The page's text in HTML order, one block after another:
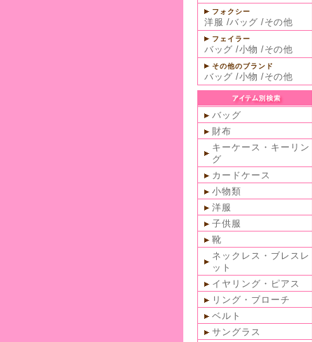
フォクシー
洋服 /バッグ /その他
フェイラー
バッグ /小物 /その他
その他のブランド
バッグ /小物 /その他
バッグ
財布
キーケース・キーリン
グ
カードケース
小物類
洋服
子供服
靴
ネックレス・ブレスレ
ット
イヤリング・ピアス
リング・ブローチ
ベルト
サングラス